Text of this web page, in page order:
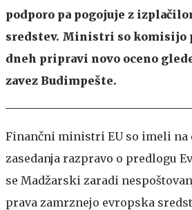
podporo pa pogojuje z
sredstev. Ministri so komisijo
dneh pripravi novo oceno
zavez Budimpešte.
Finančni ministri EU so imeli na
zasedanja razpravo o predlogu
se Madžarski zaradi
prava zamrznejo evropska